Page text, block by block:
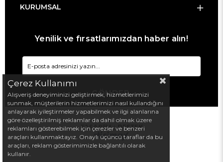
KURUMSAL
Yenilik ve fırsatlarımızdan haber alın!
GÖNDER
TASARIM :DESTEK
Çerez Kullanımı
Alışveriş deneyiminizi geliştirmek, hizmetlerimizi
sunmak, müşterilerin hizmetlerimizi nasıl kullandığını
anlayarak iyileştirmeler yapabilmek ve ilgi alanlarına
göre özelleştirilmiş reklamlar da dahil olmak üzere
reklamları gösterebilmek için çerezler ve benzeri
araçları kullanmaktayız. Onaylı üçüncü taraflar da bu
araçları, reklam gösterimimizle bağlantılı olarak
kullanır.